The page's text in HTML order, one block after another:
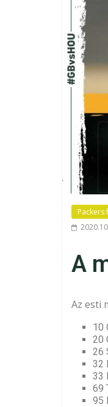
Packers
A
Az esti
10
20
26
32
33
69
95